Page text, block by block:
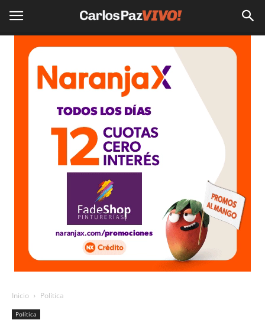
Inicio Política
Política